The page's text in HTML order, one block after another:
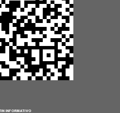
INFORMATIVO